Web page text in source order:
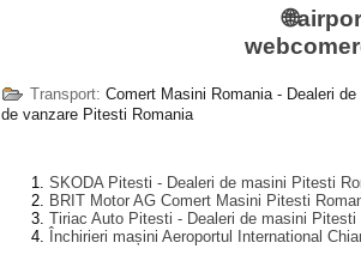
🌐
Transport: Comert Masini Romania - Dealeri
de vanzare Pitesti Romania
SKODA Pitesti - Dealeri de masini Pitesti
BRIT Motor AG Comert Masini Pitesti
Tiriac Auto Pitesti - Dealeri de masini Pitesti
Închirieri mașini Aeroportul International